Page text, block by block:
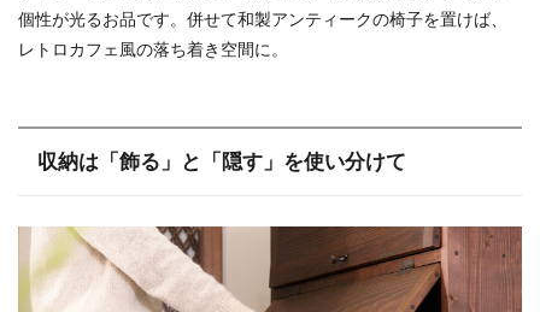
個性が光るお品です。併せて和製アンティークの椅子を置けば、
レトロカフェ風の落ち着き空間に。
収納は「飾る」と「隠す」を使い分けて